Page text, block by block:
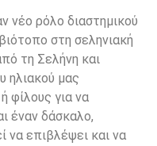
νέο ρόλο διαστημικού
στη σεληνιακή
τη Σελήνη και
ηλιακού μας
φίλους για να
έναν δάσκαλο,
να επιβλέψει και να